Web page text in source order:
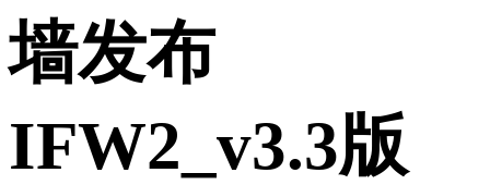
墙发布
IFW2_v3.3版